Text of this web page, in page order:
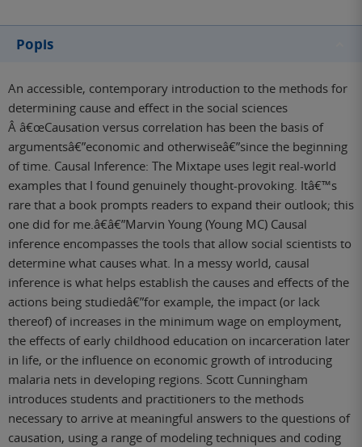
Popis
An accessible, contemporary introduction to the methods for
determining cause and effect in the social sciences
Â â€œCausation versus correlation has been the basis of
argumentsâ€”economic and otherwiseâ€”since the beginning
of time. Causal Inference: The Mixtape uses legit real-world
examples that I found genuinely thought-provoking. Itâ€™s
rare that a book prompts readers to expand their outlook; this
one did for me.â€â€”Marvin Young (Young MC) Causal
inference encompasses the tools that allow social scientists to
determine what causes what. In a messy world, causal
inference is what helps establish the causes and effects of the
actions being studiedâ€”for example, the impact (or lack
thereof) of increases in the minimum wage on employment,
the effects of early childhood education on incarceration later
in life, or the influence on economic growth of introducing
malaria nets in developing regions. Scott Cunningham
introduces students and practitioners to the methods
necessary to arrive at meaningful answers to the questions of
causation, using a range of modeling techniques and coding